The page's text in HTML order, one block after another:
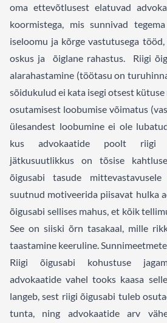
oma ettevõtlusest elatuvad
koormistega, mis sunnivad
iseloomu ja kõrge vastutusega
oskus ja õiglane rahastus. Riigi
alarahastamine (töötasu on
sõidukulud ei kata isegi otsest
osutamisest loobumise võimatus
ülesandest loobumine ei ole
kus advokaatide poolt riigi
jätkusuutlikkus on tõsise
õigusabi tasude
suutnud motiveerida piisavat hulka
õigusabi sellises mahus, et kõik
See on siiski õrn tasakaal, mille
taastamine keeruline.
Riigi õigusabi kohustuse
advokaatide vahel tooks kaasa
langeb, sest riigi õigusabi tuleb
tunta, ning advokaatide arv